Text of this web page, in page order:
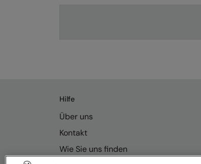
Hilfe
Über uns
Kontakt
Wie Sie uns finden